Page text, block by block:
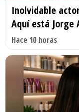
Inolvidable
Aquí está Jorge
Hace 10 horas